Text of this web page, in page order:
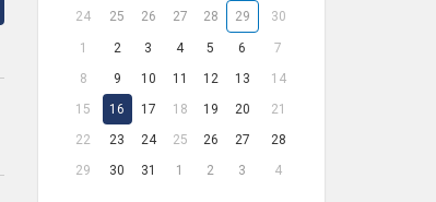
24 25 26 27 28 29 30
1 2 3 4 5 6
7
8
9 10 11 12 13
14
15
16 17 18 19 20
21
22
23 24 25 26 27
28
29
30 31 1 2 3 4